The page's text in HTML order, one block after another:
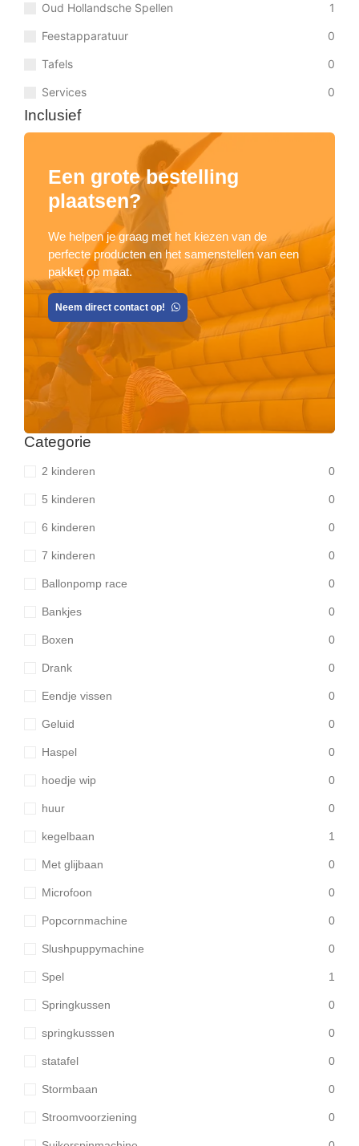
Oud Hollandsche Spellen 1
Feestapparatuur 0
Tafels 0
Services 0
Inclusief
Een grote bestelling
plaatsen?
We helpen je graag met het kiezen van de
perfecte producten en het samenstellen van een
pakket op maat.
Neem direct contact op!
Categorie
2 kinderen 0
5 kinderen 0
6 kinderen 0
7 kinderen 0
Ballonpomp race 0
Bankjes 0
Boxen 0
Drank 0
Eendje vissen 0
Geluid 0
Haspel 0
hoedje wip 0
huur 0
kegelbaan 1
Met glijbaan 0
Microfoon 0
Popcornmachine 0
Slushpuppymachine 0
Spel 1
Springkussen 0
springkusssen 0
statafel 0
Stormbaan 0
Stroomvoorziening 0